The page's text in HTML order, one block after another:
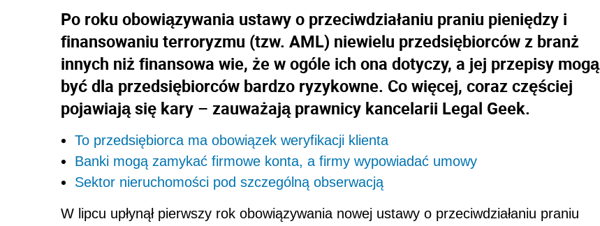
Po roku obowiązywania ustawy o przeciwdziałaniu praniu pieniędzy i
finansowaniu terroryzmu (tzw. AML) niewielu przedsiębiorców z branż
innych niż finansowa wie, że w ogóle ich ona dotyczy, a jej przepisy mogą
być dla przedsiębiorców bardzo ryzykowne. Co więcej, coraz częściej
pojawiają się kary – zauważają prawnicy kancelarii Legal Geek.
To przedsiębiorca ma obowiązek weryfikacji klienta
Banki mogą zamykać firmowe konta, a firmy wypowiadać umowy
Sektor nieruchomości pod szczególną obserwacją
W lipcu upłynął pierwszy rok obowiązywania nowej ustawy o przeciwdziałaniu praniu